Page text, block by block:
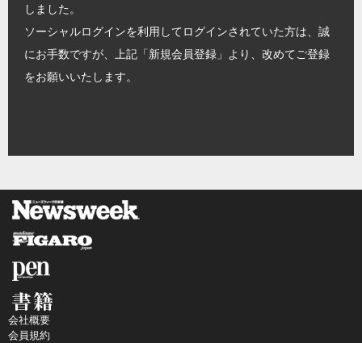
しました。
ソーシャルログインを利用してログインされていた方は、誠
にお手数ですが、上記「新規会員登録」より、改めてご登録
をお願いいたします。
会社概要
会員規約